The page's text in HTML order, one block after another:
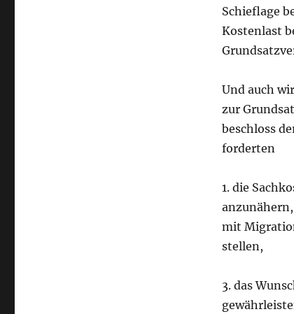
Schieflage
Kostenlast
Und auch
zur
beschloss
forderten
1. die
mit
stellen,
3. das